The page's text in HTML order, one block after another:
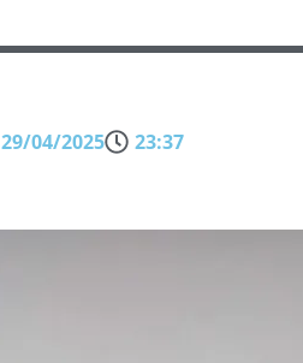
29/04/2025 23:37